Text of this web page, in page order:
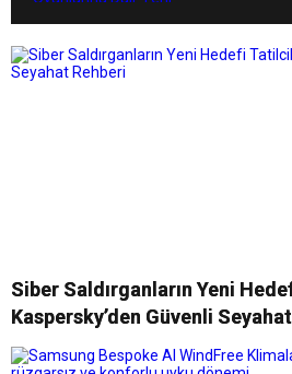
Paylaştı
Siber Saldırganların Yeni
Kaspersky’den Güvenli